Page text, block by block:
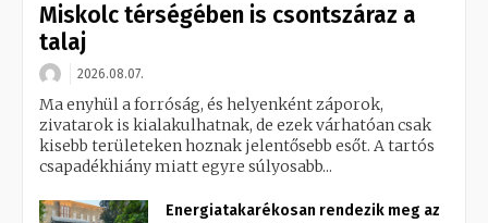
Miskolc térségében is csontszáraz a
talaj
2026.08.07.
Ma enyhül a forróság, és helyenként záporok,
zivatarok is kialakulhatnak, de ezek várhatóan csak
kisebb területeken hoznak jelentősebb esőt. A tartós
csapadékhiány miatt egyre súlyosabb...
Energiatakarékosan rendezik meg az